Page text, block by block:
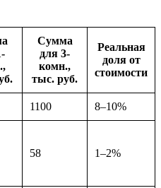
Сумма
для 3-
комн.,
тыс. руб.
Реальная
доля от
стоимости
1100 8–10%
58 1–2%